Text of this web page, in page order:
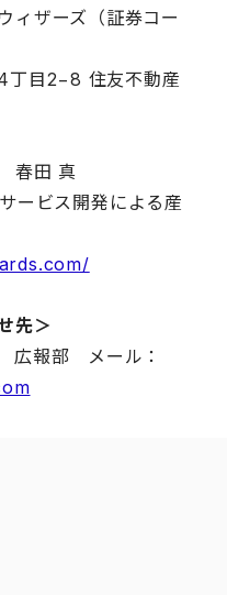
ィザーズ（証券コー
目2−8 住友不動産
春田 真
ービス開発による産
先＞
広報部 メール：